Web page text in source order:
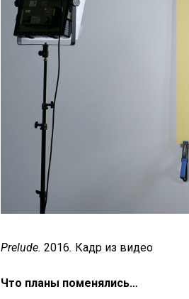
Prelude. 2016. Кадр из видео
Что планы поменялись…